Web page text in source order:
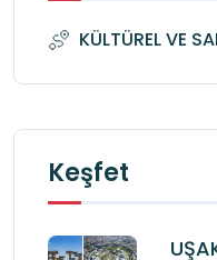
KÜLTÜREL VE
Keşfet